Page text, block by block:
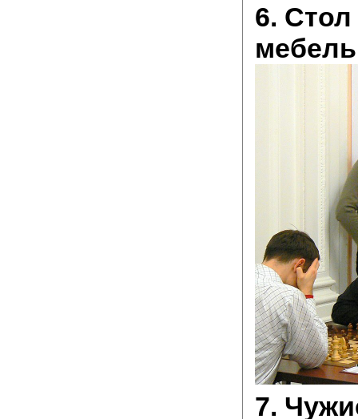
6.
7.